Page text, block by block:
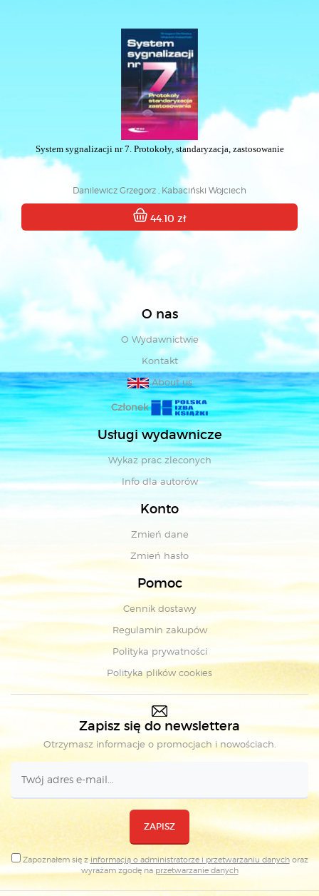
System sygnalizacji nr 7. Protokoły, standaryzacja, zastosowanie
Danilewicz Grzegorz , Kabaciński Wojciech
44.10 zł
O nas
O Wydawnictwie
Kontakt
About us
Członek
Usługi wydawnicze
Wykaz prac zleconych
Info dla autorów
Konto
Zmień dane
Zmień hasło
Pomoc
Cennik dostawy
Regulamin zakupów
Polityka prywatności
Polityka plików cookies
Zapisz się do newslettera
Otrzymasz informacje o promocjach i nowościach.
ZAPISZ
Zapoznałem się zinformacją o administratorze i przetwarzaniu danychoraz
wyrażam zgodę naprzetwarzanie danych